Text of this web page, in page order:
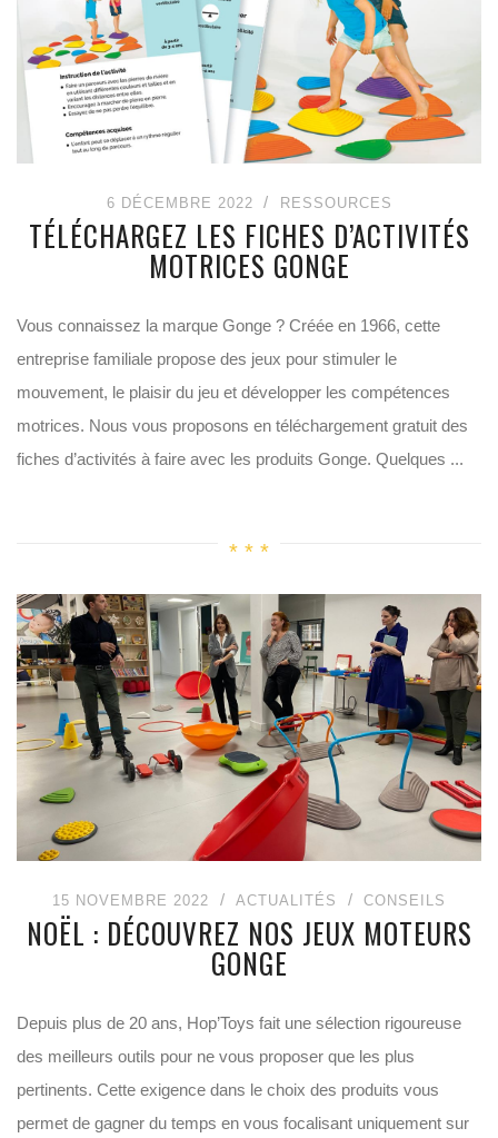
6 DÉCEMBRE 2022 RESSOURCES
TÉLÉCHARGEZ LES FICHES D’ACTIVITÉS
MOTRICES GONGE
Vous connaissez la marque Gonge ? Créée en 1966, cette
entreprise familiale propose des jeux pour stimuler le
mouvement, le plaisir du jeu et développer les compétences
motrices. Nous vous proposons en téléchargement gratuit des
fiches d’activités à faire avec les produits Gonge. Quelques ...
15 NOVEMBRE 2022 ACTUALITÉS CONSEILS
NOËL : DÉCOUVREZ NOS JEUX MOTEURS
GONGE
Depuis plus de 20 ans, Hop’Toys fait une sélection rigoureuse
des meilleurs outils pour ne vous proposer que les plus
pertinents. Cette exigence dans le choix des produits vous
permet de gagner du temps en vous focalisant uniquement sur